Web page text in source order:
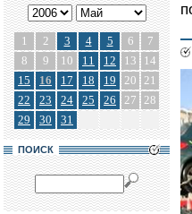
1 2 3 4 5 6
7
8
9 10 11 12 13
14
15
16 17 18 19 20 21
22
23 24 25 26 27 28
29
30 31
ПОИСК